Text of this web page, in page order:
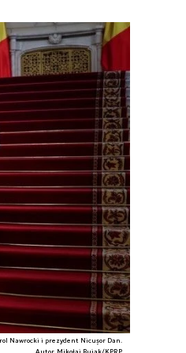
Nawrocki i prezydent Nicușor Dan.
Autor. Mikołaj Bujak/KPRP